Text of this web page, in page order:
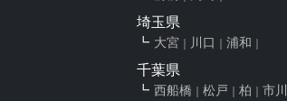
埼玉県
大宮 川口 浦和
千葉県
西船橋 松戸 柏 市川